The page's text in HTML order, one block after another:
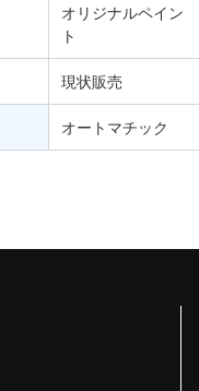
オリジナルペイン
ト
現状販売
オートマチック